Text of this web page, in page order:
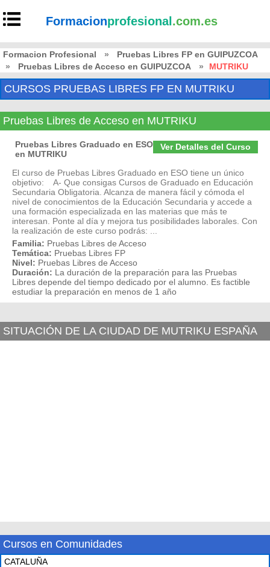
Formacionprofesional .com.es
Formacion Profesional »
Pruebas Libres FP en GUIPUZCOA
»
Pruebas Libres de Acceso en GUIPUZCOA » MUTRIKU
CURSOS PRUEBAS LIBRES FP EN MUTRIKU
Pruebas Libres de Acceso en MUTRIKU
Ver Detalles del Curso
Pruebas Libres Graduado en ESO
en MUTRIKU
El curso de Pruebas Libres Graduado en ESO tiene un único
objetivo: A- Que consigas Cursos de Graduado en Educación
Secundaria Obligatoria. Alcanza de manera fácil y cómoda el
nivel de conocimientos de la Educación Secundaria y accede a
una formación especializada en las materias que más te
interesan. Ponte al día y mejora tus posibilidades laborales. Con
la realización de este curso podrás: ...
Familia: Pruebas Libres de Acceso
Temática: Pruebas Libres FP
Nivel: Pruebas Libres de Acceso
Duración: La duración de la preparación para las Pruebas
Libres depende del tiempo dedicado por el alumno. Es factible
estudiar la preparación en menos de 1 año
SITUACIÓN DE LA CIUDAD DE MUTRIKU ESPAÑA
Cursos en Comunidades
CATALUÑA